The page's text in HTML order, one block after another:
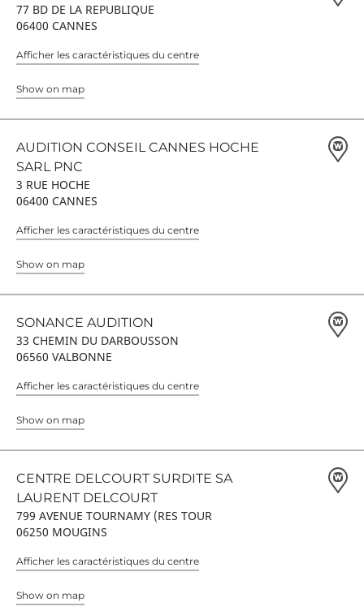
77 BD DE LA REPUBLIQUE
06400 CANNES
Afficher les caractéristiques du centre
Show on map
AUDITION CONSEIL CANNES HOCHE
SARL PNC
3 RUE HOCHE
06400 CANNES
Afficher les caractéristiques du centre
Show on map
SONANCE AUDITION
33 CHEMIN DU DARBOUSSON
06560 VALBONNE
Afficher les caractéristiques du centre
Show on map
CENTRE DELCOURT SURDITE SA
LAURENT DELCOURT
799 AVENUE TOURNAMY (RES TOUR
06250 MOUGINS
Afficher les caractéristiques du centre
Show on map